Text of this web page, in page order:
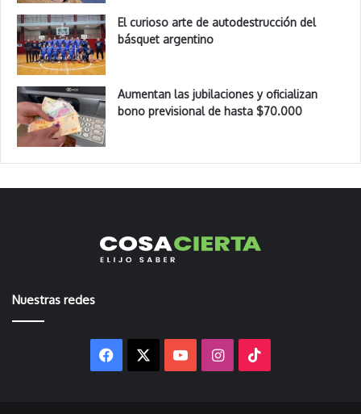
El curioso arte de autodestrucción del
básquet argentino
Aumentan las jubilaciones y oficializan
bono previsional de hasta $70.000
Nuestras redes
Facebook YouTubeInstagram